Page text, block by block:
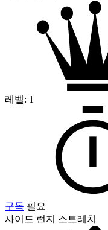
레벨: 1
구독 필요
사이드 런지 스트레치